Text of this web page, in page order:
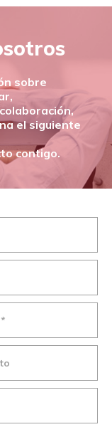
sobre
el siguiente
contigo.